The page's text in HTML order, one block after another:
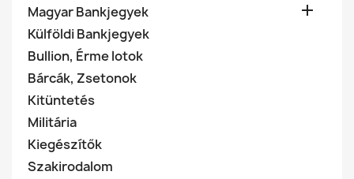
Magyar Bankjegyek

Külföldi Bankjegyek
Bullion, Érme lotok
Bárcák, Zsetonok
Kitüntetés
Militária
Kiegészítők
Szakirodalom